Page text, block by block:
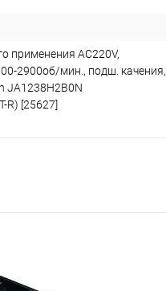
применения AC220V,
2900об/мин., подш. качения,
JA1238H2B0N
R) [25627]